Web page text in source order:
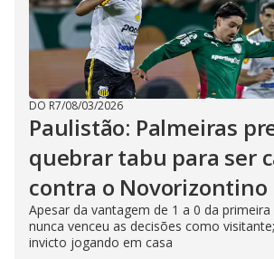
DO R7/08/03/2026
Paulistão: Palmeiras
quebrar tabu para ser
contra o Novorizontino
Apesar da vantagem de 1 a 0 da
nunca venceu as decisões como
invicto jogando em casa